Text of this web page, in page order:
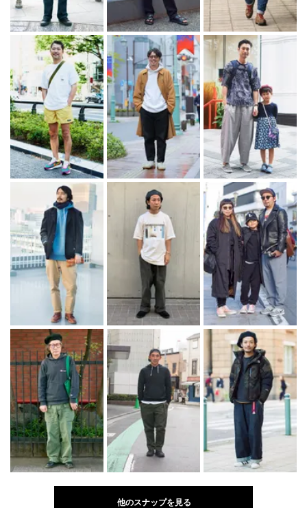
他のスナップを見る